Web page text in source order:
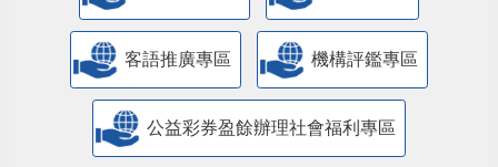
客語推廣專區 機構評鑑專區
公益彩券盈餘辦理社會福利專區